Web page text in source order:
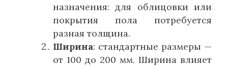
назначения: для облицовки или
покрытия пола потребуется
разная толщина.
Ширина: стандартные размеры —
от 100 до 200 мм. Ширина влияет